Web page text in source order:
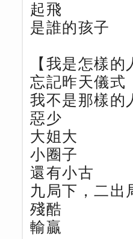
起飛
是誰的孩子
【我是怎樣的
忘記昨天儀式
我不是那樣的
惡少
大姐大
小圈子
還有小古
九局下，二出
殘酷
輸贏